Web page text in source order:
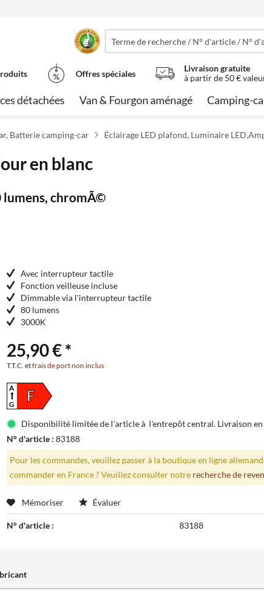
Offres spéciales
Livraison gratuite
à partir de 50 €
détachées Van & Fourgon aménagé Camping-
Batterie camping-car Éclairage LED plafond, Luminaire
en blanc
lumens, chromÃ©
Avec interrupteur tactile
Fonction veilleuse incluse
Dimmable via l'interrupteur tactile
80 lumens
3000K
25,90 € *
T.T.C. etfrais de port non inclus
F
A
G
Disponibilité limitée de l'article à l'entrepôt central. Livraison
N° d'article : 83188
Pour les commandes, veuillez passer à la boutique en ligne
commander en France ? Veuillez consulter notre recherche de
Mémoriser Évaluer
N° d'article : 83188